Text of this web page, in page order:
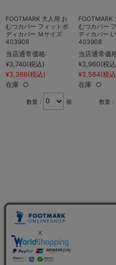
FOOTMARK 大人用 お
むつカバー フィットボ
ディカバー Ｍサイズ
403908
当店通常価格:
¥3,740(税込)
¥3,366(税込)
在庫 ○
数量： 個
FOOTMARK
むつカバー
ディカバー L
403908
当店通常価
¥3,960(税
¥3,564(税
在庫 ○
数量：